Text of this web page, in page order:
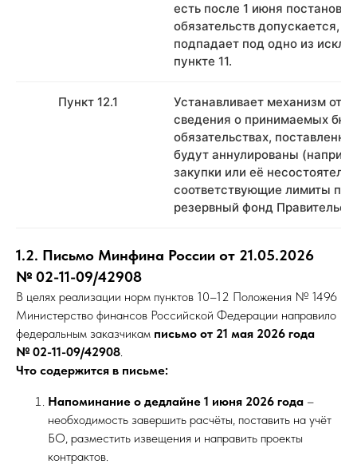
есть после 1 июня
обязательств допускается,
подпадает под одно из
пункте 11.
Пункт 12.1
Устанавливает механизм
сведения о принимаемых
обязательствах,
будут аннулированы
закупки или её
соответствующие лимиты
резервный фонд
1.2. Письмо Минфина России от 21.05.2026
№ 02-11-09/42908
В целях реализации норм пунктов 10–12 Положения № 1496
Министерство финансов Российской Федерации направило
федеральным заказчикам письмо от 21 мая 2026 года
№ 02-11-09/42908.
Что содержится в письме:
Напоминание о дедлайне 1 июня 2026 года –
необходимость завершить расчёты, поставить на учёт
БО, разместить извещения и направить проекты
контрактов.